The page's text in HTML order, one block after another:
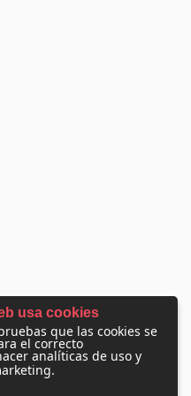
usa cookies
que las cookies se
el correcto
analíticas de uso y